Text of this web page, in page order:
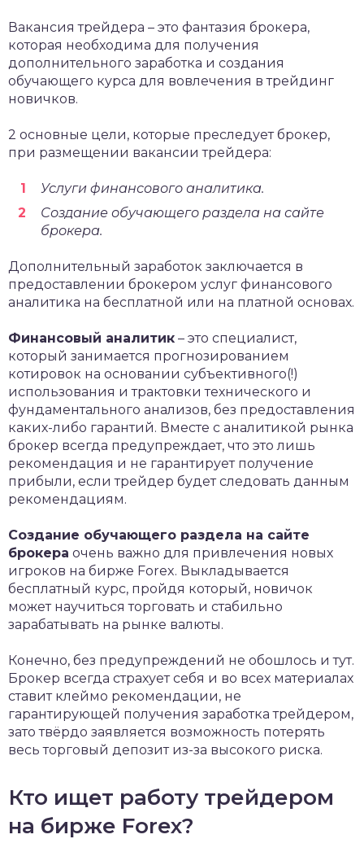
Вакансия трейдера – это фантазия брокера,
которая необходима для получения
дополнительного заработка и создания
обучающего курса для вовлечения в трейдинг
новичков.
2 основные цели, которые преследует брокер,
при размещении вакансии трейдера:
Услуги финансового аналитика.
Создание обучающего раздела на сайте
брокера.
Дополнительный заработок заключается в
предоставлении брокером услуг финансового
аналитика на бесплатной или на платной основах.
Финансовый аналитик – это специалист,
который занимается прогнозированием
котировок на основании субъективного(!)
использования и трактовки технического и
фундаментального анализов, без предоставления
каких-либо гарантий. Вместе с аналитикой рынка
брокер всегда предупреждает, что это лишь
рекомендация и не гарантирует получение
прибыли, если трейдер будет следовать данным
рекомендациям.
Создание обучающего раздела на сайте
брокера очень важно для привлечения новых
игроков на бирже Forex. Выкладывается
бесплатный курс, пройдя который, новичок
может научиться торговать и стабильно
зарабатывать на рынке валюты.
Конечно, без предупреждений не обошлось и тут.
Брокер всегда страхует себя и во всех материалах
ставит клеймо рекомендации, не
гарантирующей получения заработка трейдером,
зато твёрдо заявляется возможность потерять
весь торговый депозит из-за высокого риска.
Кто ищет работу трейдером
на бирже Forex?